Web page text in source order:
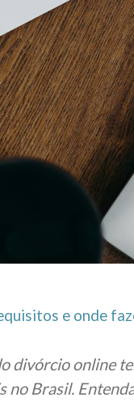
e onde
divórcio online
no Brasil.